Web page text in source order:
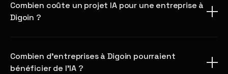
Combien coûte un projet IA pour une entreprise à
Digoin ?
Combien d'entreprises à Digoin pourraient
bénéficier de l'IA ?